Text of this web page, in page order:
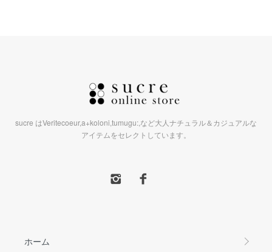
sucre はVeritecoeur,a+koloni,tumugu:,など大人ナチュラル＆カジュアルな
アイテムをセレクトしています。
ホーム